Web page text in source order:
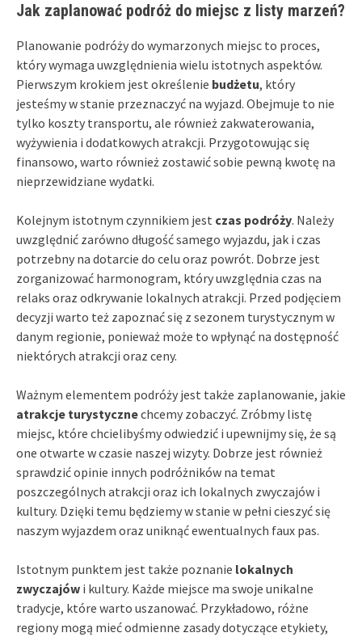
Jak zaplanować podróż do miejsc z listy marzeń?
Planowanie podróży do wymarzonych miejsc to proces,
który wymaga uwzględnienia wielu istotnych aspektów.
Pierwszym krokiem jest określenie budżetu, który
jesteśmy w stanie przeznaczyć na wyjazd. Obejmuje to nie
tylko koszty transportu, ale również zakwaterowania,
wyżywienia i dodatkowych atrakcji. Przygotowując się
finansowo, warto również zostawić sobie pewną kwotę na
nieprzewidziane wydatki.
Kolejnym istotnym czynnikiem jest czas podróży. Należy
uwzględnić zarówno długość samego wyjazdu, jak i czas
potrzebny na dotarcie do celu oraz powrót. Dobrze jest
zorganizować harmonogram, który uwzględnia czas na
relaks oraz odkrywanie lokalnych atrakcji. Przed podjęciem
decyzji warto też zapoznać się z sezonem turystycznym w
danym regionie, ponieważ może to wpłynąć na dostępność
niektórych atrakcji oraz ceny.
Ważnym elementem podróży jest także zaplanowanie, jakie
atrakcje turystycznechcemy zobaczyć. Zróbmy listę
miejsc, które chcielibyśmy odwiedzić i upewnijmy się, że są
one otwarte w czasie naszej wizyty. Dobrze jest również
sprawdzić opinie innych podróżników na temat
poszczególnych atrakcji oraz ich lokalnych zwyczajów i
kultury. Dzięki temu będziemy w stanie w pełni cieszyć się
naszym wyjazdem oraz uniknąć ewentualnych faux pas.
Istotnym punktem jest także poznanie lokalnych
zwyczajów i kultury. Każde miejsce ma swoje unikalne
tradycje, które warto uszanować. Przykładowo, różne
regiony mogą mieć odmienne zasady dotyczące etykiety,